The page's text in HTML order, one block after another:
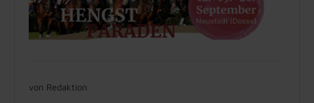
von Redaktion